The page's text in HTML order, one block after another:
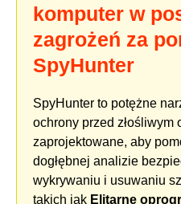
komputer w
zagrożeń za
SpyHunter
SpyHunter to potężne
ochrony przed złośliwym
zaprojektowane, aby
dogłębnej analizie
wykrywaniu i usuwaniu
takich jak Elitarne